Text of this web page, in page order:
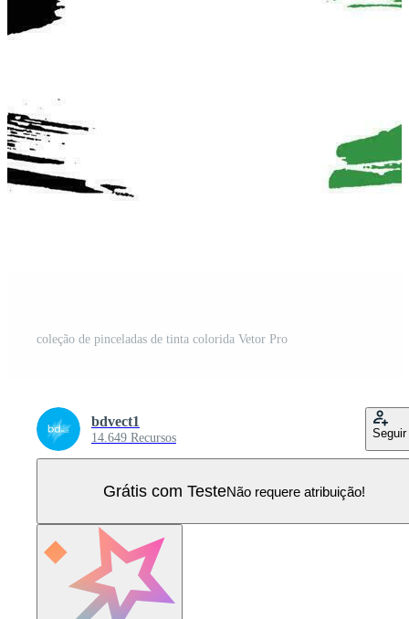
coleção de pinceladas de tinta colorida Vetor Pro
bdvect1
14.649 Recursos Seguir
Grátis com TesteNão requere atribuição!